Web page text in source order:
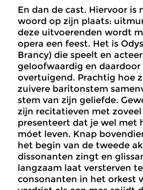
En dan de cast. Hiervoor is
woord op zijn plaats:
deze uitvoerenden wordt
opera een feest. Het is
Brancy) die speelt en
geloofwaardig en daardoor
overtuigend. Prachtig hoe
zuivere baritonstem
stem van zijn geliefde.
zijn recitatieven met
presenteert dat je wel met
móet leven. Knap
het begin van de tweede
dissonanten zingt en
langzaam laat versterven
consonanten in het orkest